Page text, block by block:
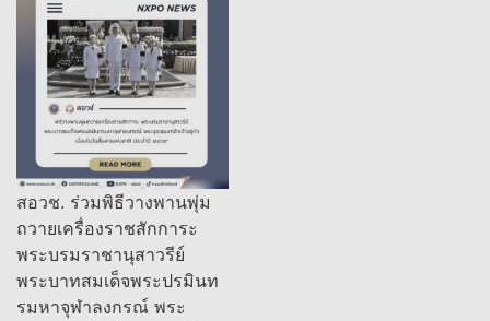
สอวช. ร่วมพิธีวางพานพุ่ม
ถวายเครื่องราชสักการะ
พระบรมราชานุสาวรีย์
พระบาทสมเด็จพระปรมินท
รมหาจุฬาลงกรณ์ พระ